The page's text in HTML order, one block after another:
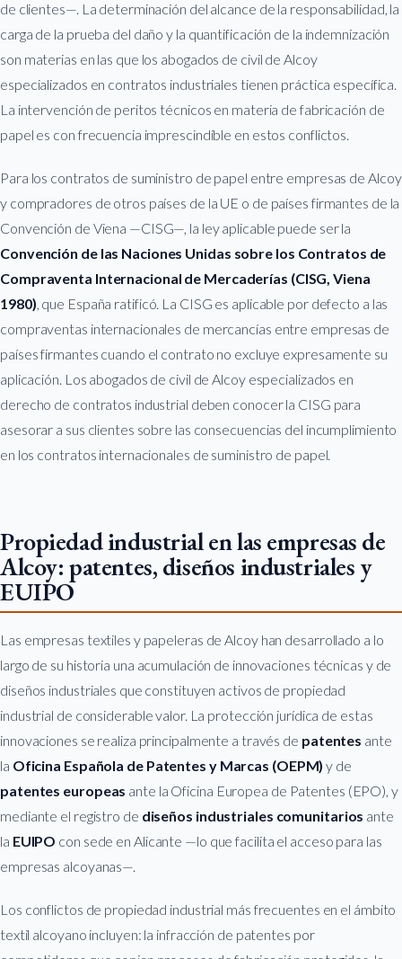
de clientes—. La determinación del alcance de la responsabilidad, la
carga de la prueba del daño y la quantificación de la indemnización
son materias en las que los abogados de civil de Alcoy
especializados en contratos industriales tienen práctica específica.
La intervención de peritos técnicos en materia de fabricación de
papel es con frecuencia imprescindible en estos conflictos.
Para los contratos de suministro de papel entre empresas de Alcoy
y compradores de otros países de la UE o de países firmantes de la
Convención de Viena —CISG—, la ley aplicable puede ser la
Convención de las Naciones Unidas sobre los Contratos de
Compraventa Internacional de Mercaderías (CISG, Viena
1980), que España ratificó. La CISG es aplicable por defecto a las
compraventas internacionales de mercancías entre empresas de
países firmantes cuando el contrato no excluye expresamente su
aplicación. Los abogados de civil de Alcoy especializados en
derecho de contratos industrial deben conocer la CISG para
asesorar a sus clientes sobre las consecuencias del incumplimiento
en los contratos internacionales de suministro de papel.
Propiedad industrial en las empresas de
Alcoy: patentes, diseños industriales y
EUIPO
Las empresas textiles y papeleras de Alcoy han desarrollado a lo
largo de su historia una acumulación de innovaciones técnicas y de
diseños industriales que constituyen activos de propiedad
industrial de considerable valor. La protección jurídica de estas
innovaciones se realiza principalmente a través de patentes ante
la Oficina Española de Patentes y Marcas (OEPM) y de
patentes europeas ante la Oficina Europea de Patentes (EPO), y
mediante el registro de diseños industriales comunitarios ante
la EUIPO con sede en Alicante —lo que facilita el acceso para las
empresas alcoyanas—.
Los conflictos de propiedad industrial más frecuentes en el ámbito
textil alcoyano incluyen: la infracción de patentes por